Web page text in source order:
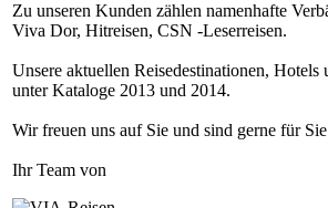
Zu unseren Kunden zählen namenhafte
Viva Dor, Hitreisen, CSN -Leserreisen.
Unsere aktuellen Reisedestinationen,
unter Kataloge 2013 und 2014.
Wir freuen uns auf Sie und sind gerne für
Ihr Team von